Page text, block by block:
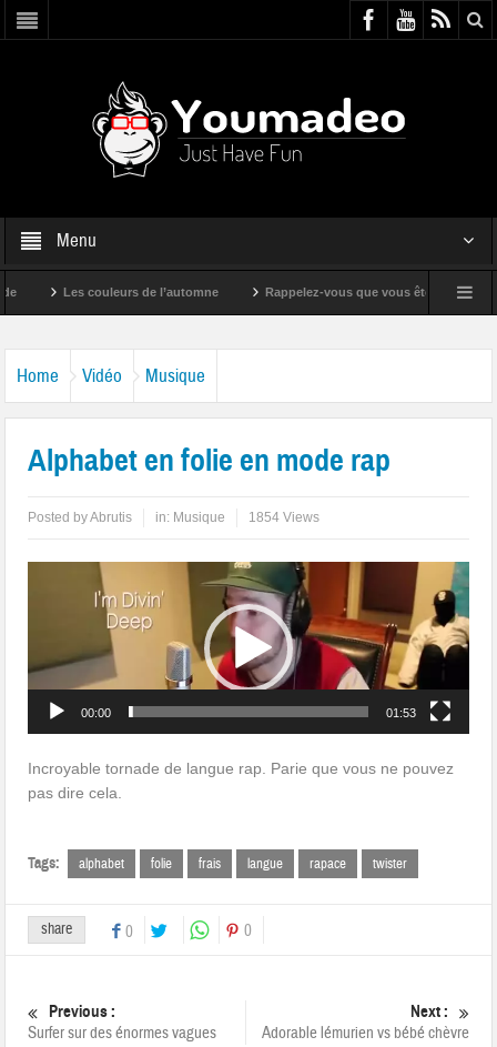
Menu
Les couleurs de l’automne Rappelez-vous que vous êtes super !
Home Vidéo Musique
Alphabet en folie en mode rap
Posted byAbrutis in: Musique 1854 Views
00:00 01:53
Incroyable tornade de langue rap. Parie que vous ne pouvez
pas dire cela.
Tags: alphabet folie frais langue rapace twister
share 0 0
Previous :
Surfer sur des énormes vagues
Next :
Adorable lémurien vs bébé chèvre